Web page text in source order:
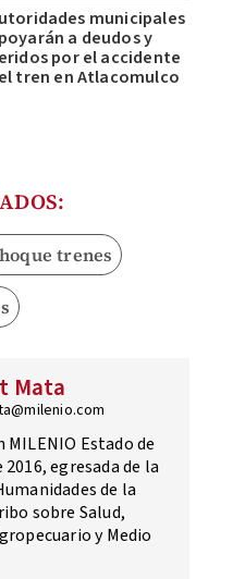
municipales
a deudos y
por el accidente
tren en Atlacomulco
trenes
Mata
MILENIO Estado de
2016, egresada de la
de la
sobre Salud,
y Medio